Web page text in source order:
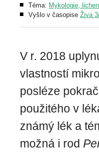
Téma: Mykologie,
Vyšlo v časopise Živa
V r. 2018
vlastností
posléze
použitého v
známý lék a
možná i rod